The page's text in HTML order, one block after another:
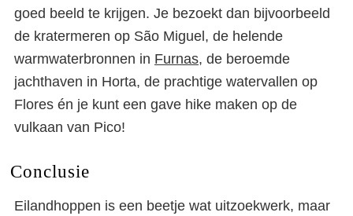
goed beeld te krijgen. Je bezoekt dan bijvoorbeeld
de kratermeren op São Miguel, de helende
warmwaterbronnen in Furnas, de beroemde
jachthaven in Horta, de prachtige watervallen op
Flores én je kunt een gave hike maken op de
vulkaan van Pico!
Conclusie
Eilandhoppen is een beetje wat uitzoekwerk, maar